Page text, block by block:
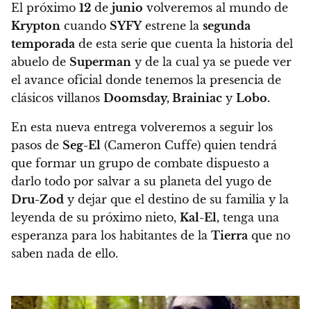
El próximo 12 de junio volveremos al mundo de
Krypton cuando SYFYestrene la segunda
temporada de esta serie que cuenta la historia del
abuelo de Superman y de la cual ya se puede ver
el avance oficial donde tenemos la presencia de
clásicos villanos Doomsday, Brainiac y Lobo.
En esta nueva entrega volveremos a seguir los
pasos de Seg-El (Cameron Cuffe) quien tendrá
que formar un grupo de combate dispuesto a
darlo todo por salvar a su planeta del yugo de
Dru-Zod y dejar que el destino de su familia y la
leyenda de su próximo nieto, Kal-El, tenga una
esperanza para los habitantes de la Tierra que no
saben nada de ello.